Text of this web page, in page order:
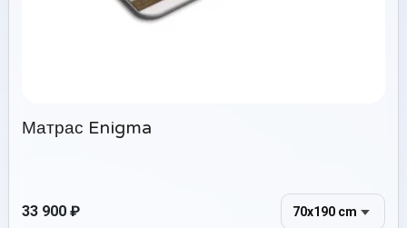
Матрас Enigma
33 900 ₽ 70x190 cm